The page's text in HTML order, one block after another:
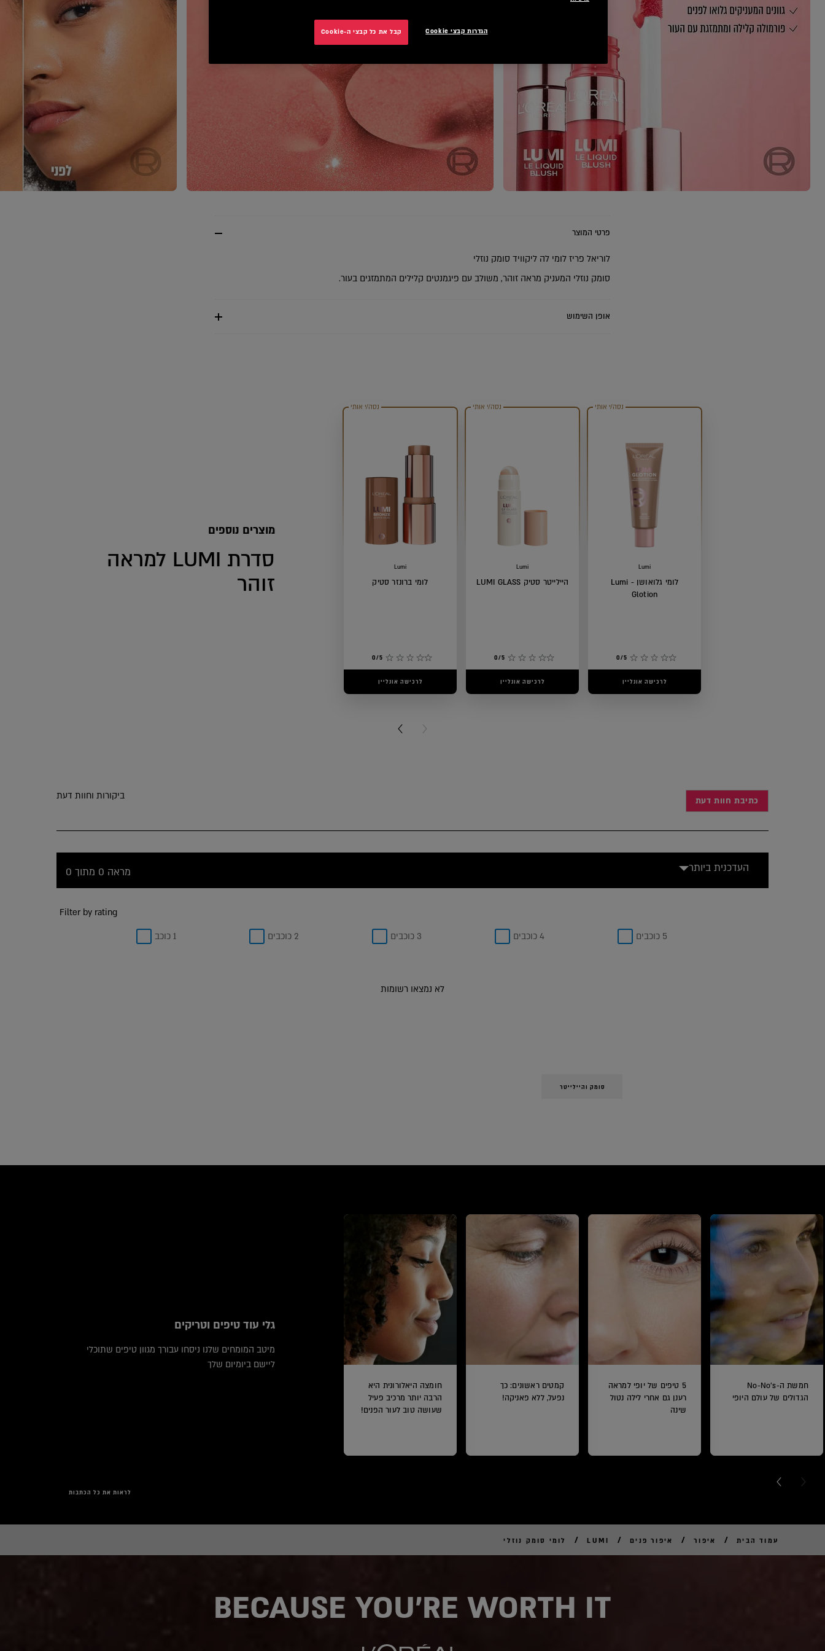
פרטי המוצר
לוריאל פריז לומי לה ליקוויד סומק נוזלי
סומק נוזלי המעניק מראה זוהר, משולב עם פיגמנטים קלילים המתמזגים בעור.
אופן השימוש
סדרת LUMI למראה
זוהר
מוצרים נוספים
נסה/י אותי
Lumi
לומי גלואושן - Lumi
Glotion
0/5
לרכישה אונליין
נסה/י אותי
Lumi
היילייטר סטיק LUMI GLASS
0/5
לרכישה אונליין
נסה/י אותי
Lumi
לומי ברונזר סטיק
0/5
לרכישה אונליין
PREVIOUS CARD
NEXT CARD
ביקורות וחוות דעת כתיבת חוות דעת
מראה 0 מתוך 0 העדכנית ביותר
Filter by rating
1 כוכב 2 כוכבים 3 כוכבים 4 כוכבים 5 כוכבים
לא נמצאו רשומות
סומק והיילייטר
גלי עוד טיפים וטריקים
מיטב המומחים שלנו ניסחו עבורך מגוון טיפים שתוכלי
ליישם ביומיום שלך
חמשת ה-No-No's
הגדולים של עולם היופי
5 טיפים של יופי למראה
רענן גם אחרי לילה נטול
שינה
קמטים ראשונים: כך
נפעל, ללא פאניקה!
חומצה היאלורונית היא
הרבה יותר מרכיב פעיל
שעושה טוב לעור הפנים!
NEXT
לראות את כל הכתבות
עמוד הבית / איפור / איפור פנים /
LUMI
/ לומי סומק נוזלי
BECAUSE YOU'RE WORTH IT
הגדרות קבצי Cookie קבל את כל קבצי ה-Cookie